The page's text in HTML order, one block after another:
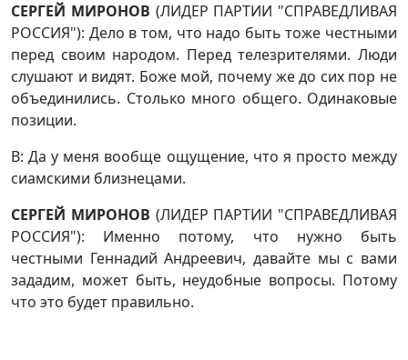
СЕРГЕЙ МИРОНОВ (ЛИДЕР ПАРТИИ "СПРАВЕДЛИВАЯ
РОССИЯ"): Дело в том, что надо быть тоже честными
перед своим народом. Перед телезрителями. Люди
слушают и видят. Боже мой, почему же до сих пор не
объединились. Столько много общего. Одинаковые
позиции.
В: Да у меня вообще ощущение, что я просто между
сиамскими близнецами.
СЕРГЕЙ МИРОНОВ (ЛИДЕР ПАРТИИ "СПРАВЕДЛИВАЯ
РОССИЯ"): Именно потому, что нужно быть
честными Геннадий Андреевич, давайте мы с вами
зададим, может быть, неудобные вопросы. Потому
что это будет правильно.